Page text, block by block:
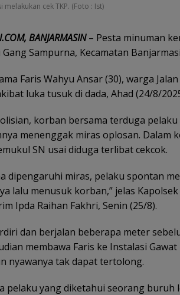
cek TKP. (Foto : Ist)
BANJARMASIN– Pesta minuman
Sampurna, Kecamatan
Faris Wahyu Ansar (30), warga
luka tusuk di dada, Ahad (24/8/
korban bersama terduga pelaku
menenggak miras oplosan. Dalam
SN usai diduga terlibat cekcok.
dipengaruhi miras, pelaku spontan
lalu menusuk korban,” jelas
Ipda Raihan Fakhri, Senin (25/8).
dan berjalan beberapa meter
membawa Faris ke Instalasi
nyawanya tak dapat tertolong.
pelaku yang diketahui seorang buruh